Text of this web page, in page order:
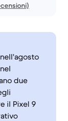
due
il Pixel 9